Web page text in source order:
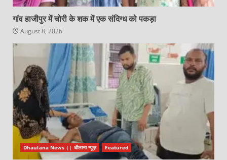
गांव हाजीपुर में चोरी के शक में एक संदिग्ध को पकड़ा
August 8, 2026
Dhaulana News || धौलाना न्यूज़ Featured